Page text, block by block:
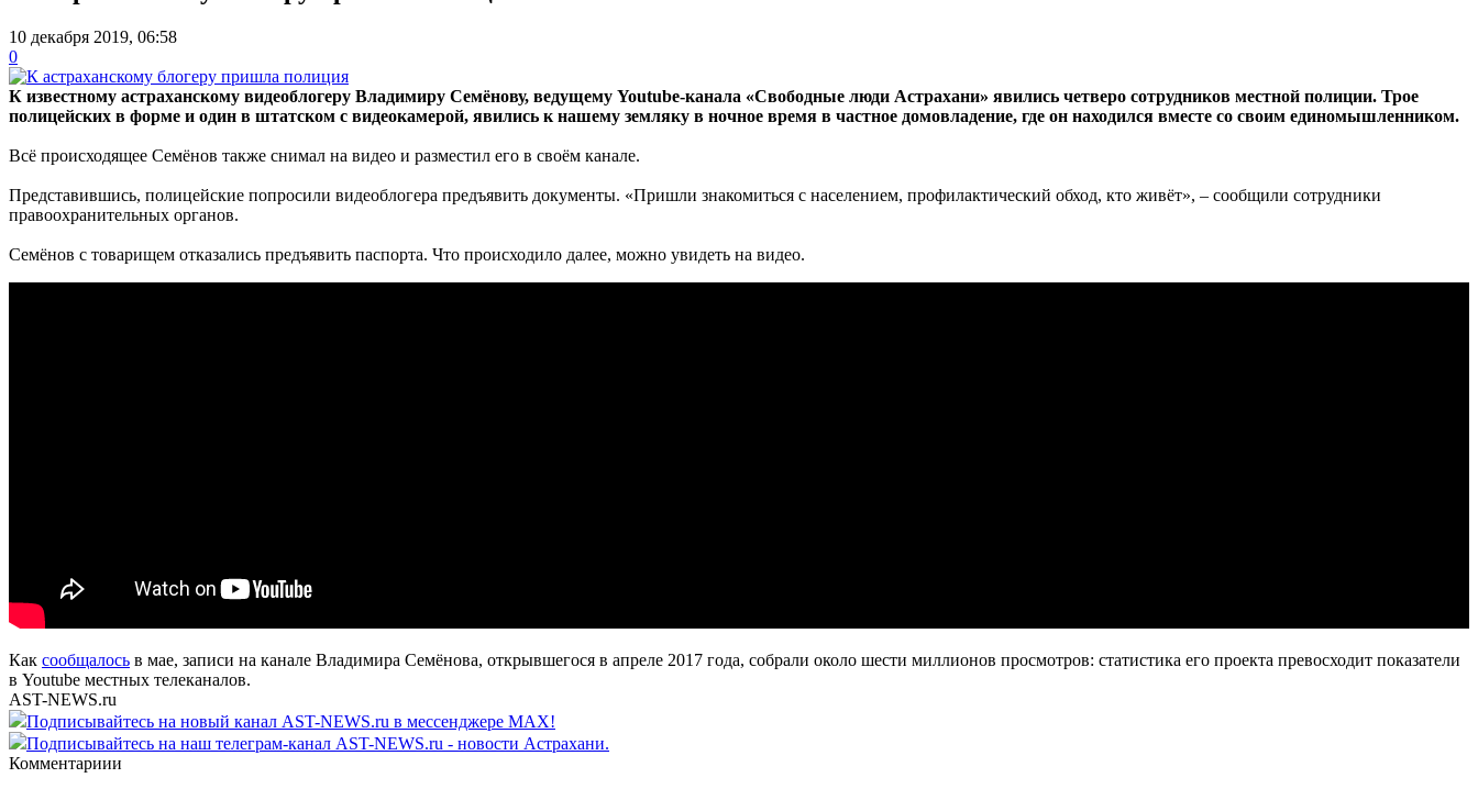
10 декабря 2019, 06:58
0
К известному астраханскому видеоблогеру Владимиру Семёнову, ведущему Youtube-канала «Свободные люди Астрахани» явились четверо сотрудников местной полиции. Трое
полицейских в форме и один в штатском с видеокамерой, явились к нашему земляку в ночное время в частное домовладение, где он находился вместе со своим единомышленником.
Всё происходящее Семёнов также снимал на видео и разместил его в своём канале.
Представившись, полицейские попросили видеоблогера предъявить документы. «Пришли знакомиться с населением, профилактический обход, кто живёт», – сообщили сотрудники
правоохранительных органов.
Семёнов с товарищем отказались предъявить паспорта. Что происходило далее, можно увидеть на видео.
Как сообщалось в мае, записи на канале Владимира Семёнова, открывшегося в апреле 2017 года, собрали около шести миллионов просмотров: статистика его проекта превосходит показатели
в Youtube местных телеканалов.
AST-NEWS.ru
Подписывайтесь на новый канал AST-NEWS.ru в мессенджере MAX!
Подписывайтесь на наш телеграм-канал AST-NEWS.ru - новости Астрахани.
Комментариии